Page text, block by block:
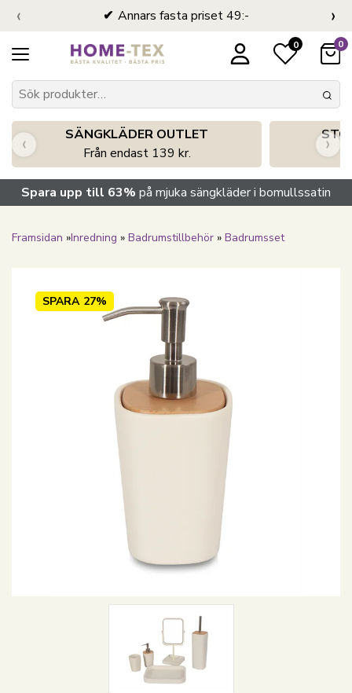
Annars fasta priset 49:-
‹ ›
0 0
SÄNGKLÄDER OUTLET
Från endast 139 kr.
‹ ›
Spara upp till 63% på mjuka sängkläder i bomullssatin
Framsidan »Inredning » Badrumstillbehör » Badrumsset
SPARA 27%